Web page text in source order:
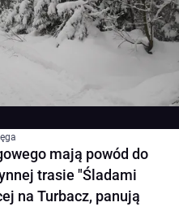
mają powód do
trasie "Śladami
na Turbacz, panują